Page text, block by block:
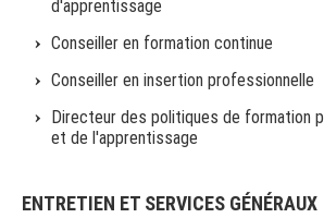
d'apprentissage
Conseiller en formation continue
Conseiller en insertion professionnelle
Directeur des politiques de formation
et de l'apprentissage
ENTRETIEN ET SERVICES GÉNÉRAUX